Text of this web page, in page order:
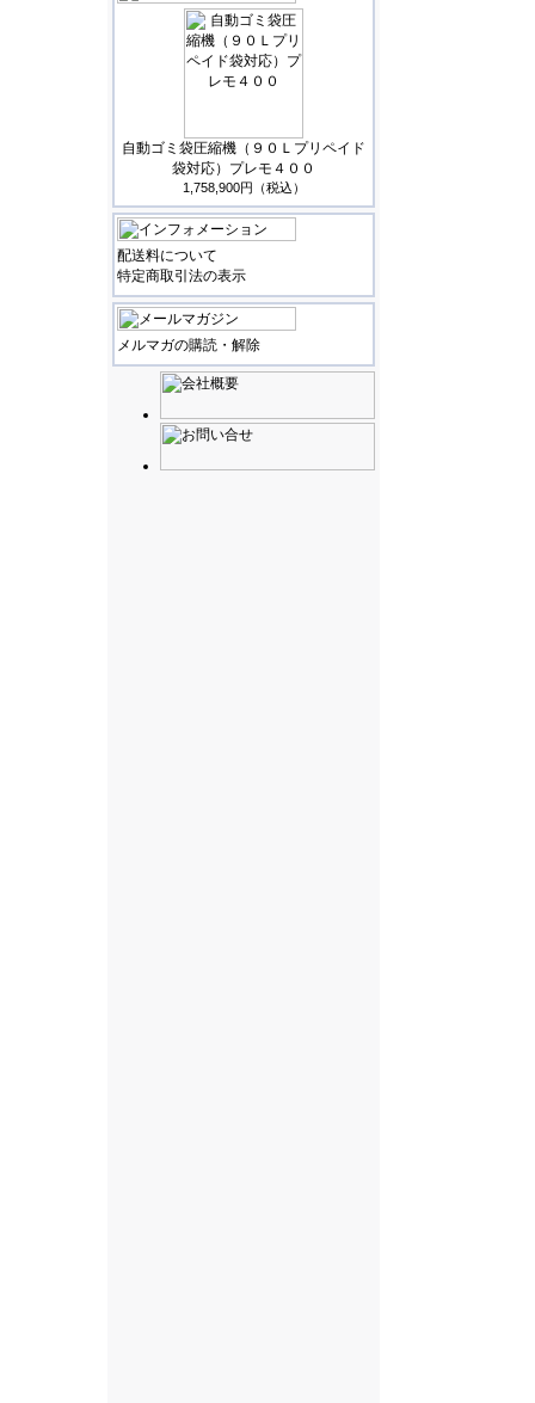
自動ゴミ袋圧縮機（９０Ｌプリペイド
袋対応）プレモ４００
1,758,900円（税込）
配送料について
特定商取引法の表示
メルマガの購読・解除